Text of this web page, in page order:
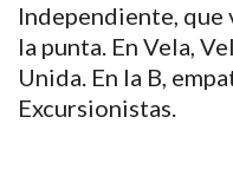
Independiente, que
la punta. En Vela,
Unida. En la B,
Excursionistas.